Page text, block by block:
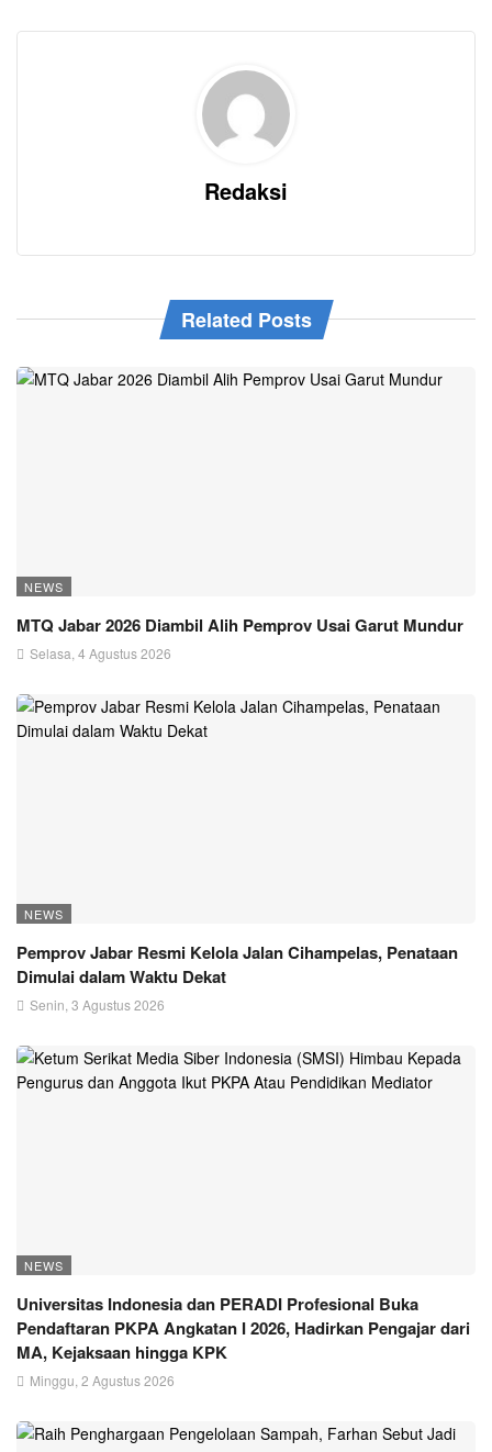
Redaksi
Related Posts
NEWS
MTQ Jabar 2026 Diambil Alih Pemprov Usai Garut Mundur
Selasa, 4 Agustus 2026
NEWS
Pemprov Jabar Resmi Kelola Jalan Cihampelas, Penataan
Dimulai dalam Waktu Dekat
Senin, 3 Agustus 2026
NEWS
Universitas Indonesia dan PERADI Profesional Buka
Pendaftaran PKPA Angkatan I 2026, Hadirkan Pengajar dari
MA, Kejaksaan hingga KPK
Minggu, 2 Agustus 2026